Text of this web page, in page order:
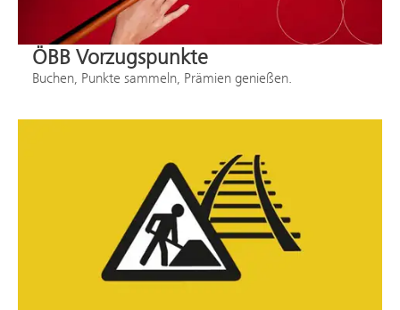
ÖBB Vorzugspunkte
Buchen, Punkte sammeln, Prämien genießen.